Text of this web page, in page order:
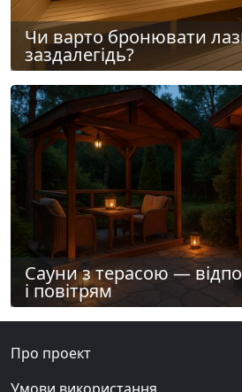
Чи варто бронювати
заздалегідь?
Сауни з терасою —
і повітрям
Про проект